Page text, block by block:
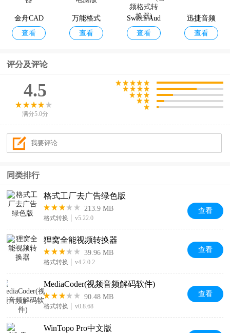
金舟CAD
转换器
查看
万能格式
转换器电
查看
Switch Aud
io File Con
器)
查看
迅捷音频
转换器
查看
评分及评论
4.5
满分5.0分
同类排行
格式工厂去广告绿色版
213.9 MB
格式转换 v5.22.0
查看
狸窝全能视频转换器
39.96 MB
格式转换 v4.2.0.2
查看
MediaCoder(视频音频解码软件)
90.48 MB
格式转换 v0.8.68
查看
WinTopo Pro中文版